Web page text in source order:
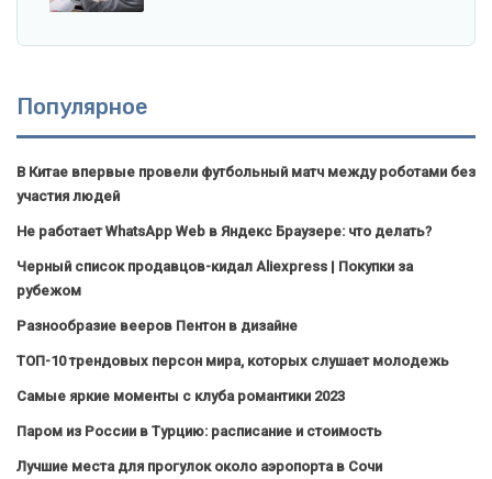
Популярное
В Китае впервые провели футбольный матч между роботами без
участия людей
Не работает WhatsApp Web в Яндекс Браузере: что делать?
Черный список продавцов-кидал Aliexpress | Покупки за
рубежом
Разнообразие вееров Пентон в дизайне
ТОП-10 трендовых персон мира, которых слушает молодежь
Самые яркие моменты с клуба романтики 2023
Паром из России в Турцию: расписание и стоимость
Лучшие места для прогулок около аэропорта в Сочи